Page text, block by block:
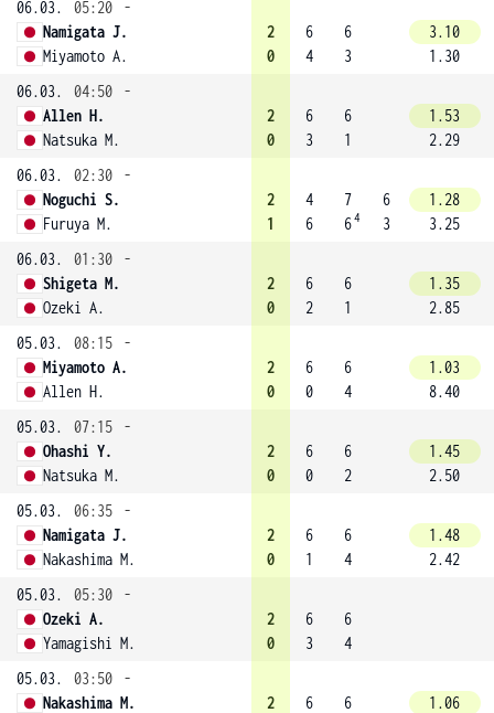
06.03.
05:20
-
Namigata J.
Miyamoto A.
2
0
6
4
6
3
3.10
1.30
06.03.
04:50
-
Allen H.
Natsuka M.
2
0
6
3
6
1
1.53
2.29
06.03.
02:30
-
Noguchi S.
Furuya M.
2
1
4
6
7
64
6
3
1.28
3.25
06.03.
01:30
-
Shigeta M.
Ozeki A.
2
0
6
2
6
1
1.35
2.85
05.03.
08:15
-
Miyamoto A.
Allen H.
2
0
6
0
6
4
1.03
8.40
05.03.
07:15
-
Ohashi Y.
Natsuka M.
2
0
6
0
6
2
1.45
2.50
05.03.
06:35
-
Namigata J.
Nakashima M.
2
0
6
1
6
4
1.48
2.42
05.03.
05:30
-
Ozeki A.
Yamagishi M.
2
0
6
3
6
4
05.03.
03:50
-
Nakashima M.
2
6
6
1.06